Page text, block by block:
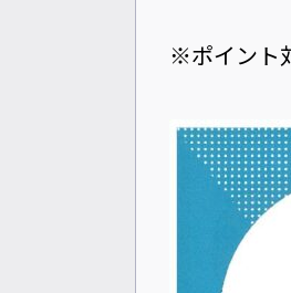
※ポイント